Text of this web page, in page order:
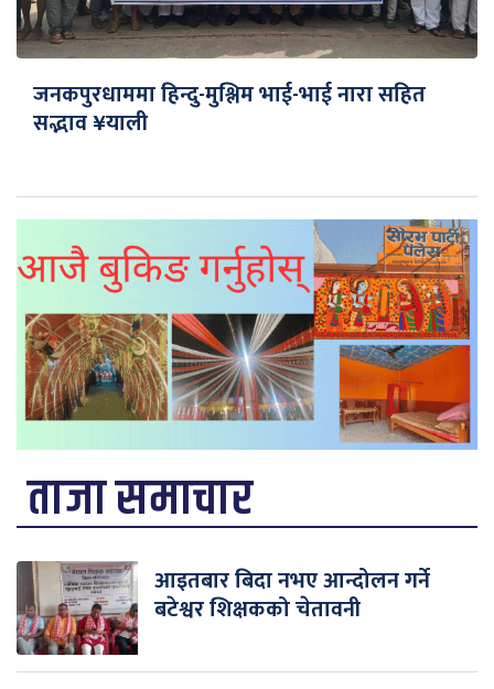
जनकपुरधाममा हिन्दु-मुश्लिम भाई-भाई नारा सहित
सद्भाव ¥याली
ताजा समाचार
आइतबार बिदा नभए आन्दोलन गर्ने
बटेश्वर शिक्षकको चेतावनी